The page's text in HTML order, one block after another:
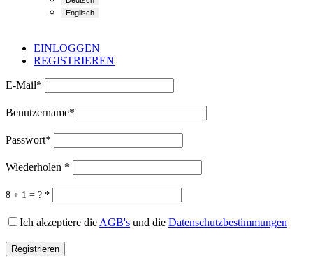
EINLOGGEN
REGISTRIEREN
E-Mail*
Benutzername*
Passwort*
Wiederholen *
8 + 1 = ? *
Ich akzeptiere die AGB's und die Datenschutzbestimmungen
Registrieren